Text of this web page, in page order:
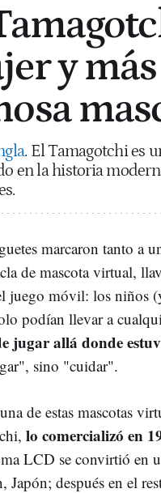
y
. El Tamagotchi es
en la historia
marcaron tanto a
de mascota virtual,
juego móvil: los niños
podían llevar a
jugar allá donde
sino "cuidar".
de estas mascotas
lo comercializó en
LCD se convirtió en
Japón; después en el